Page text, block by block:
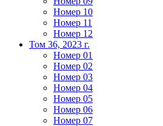
Номер 10
Номер 11
Номер 12
Том 36, 2023 г.
Номер 01
Номер 02
Номер 03
Номер 04
Номер 05
Номер 06
Номер 07